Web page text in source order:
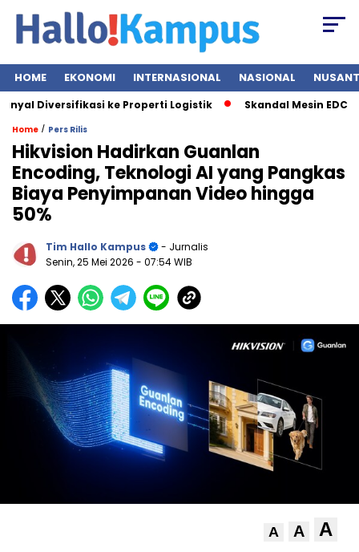
HOME EKONOMI INTERNASIONAL NASIONAL
Diversifikasi ke Properti Logistik Skandal Mesin EDC BRI
Home / Pers Rilis
Hikvision Hadirkan Guanlan
Encoding, Teknologi AI yang Pangkas
Biaya Penyimpanan Video hingga
50%
Tim Hallo Kampus
- Jurnalis
Senin, 25 Mei 2026 - 07:54 WIB
A A A